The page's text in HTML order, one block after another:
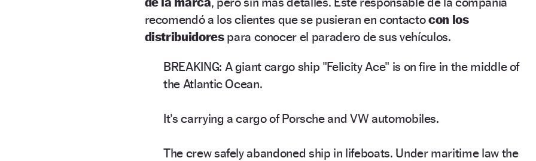
recomendó a los clientes que se pusieran en contactocon los
distribuidorespara conocer el paradero de sus vehículos.
BREAKING: A giant cargo ship "Felicity Ace" is on fire in the middle of
the Atlantic Ocean.
It's carrying a cargo of Porsche and VW automobiles.
The crew safely abandoned ship in lifeboats. Under maritime law the